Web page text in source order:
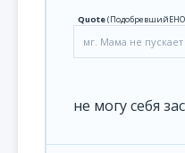
Quote(
мг. Мама не пускает
не могу себя